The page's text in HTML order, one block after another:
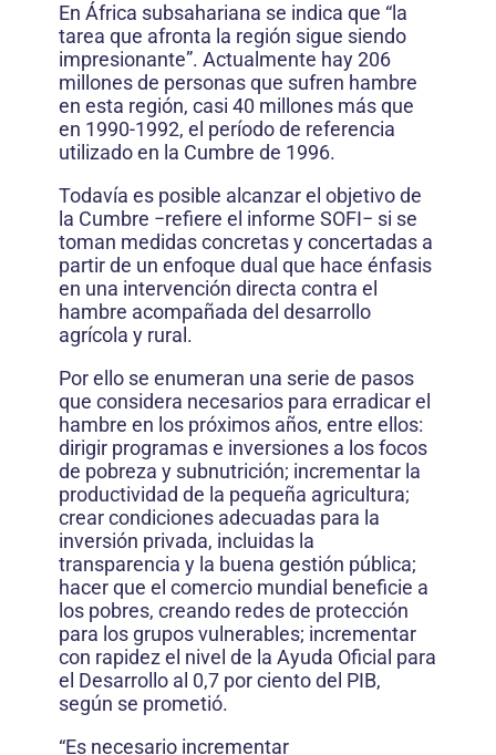
En África subsahariana se indica que “la
tarea que afronta la región sigue siendo
impresionante”. Actualmente hay 206
millones de personas que sufren hambre
en esta región, casi 40 millones más que
en 1990-1992, el período de referencia
utilizado en la Cumbre de 1996.
Todavía es posible alcanzar el objetivo de
la Cumbre −refiere el informe SOFI− si se
toman medidas concretas y concertadas a
partir de un enfoque dual que hace énfasis
en una intervención directa contra el
hambre acompañada del desarrollo
agrícola y rural.
Por ello se enumeran una serie de pasos
que considera necesarios para erradicar el
hambre en los próximos años, entre ellos:
dirigir programas e inversiones a los focos
de pobreza y subnutrición; incrementar la
productividad de la pequeña agricultura;
crear condiciones adecuadas para la
inversión privada, incluidas la
transparencia y la buena gestión pública;
hacer que el comercio mundial beneficie a
los pobres, creando redes de protección
para los grupos vulnerables; incrementar
con rapidez el nivel de la Ayuda Oficial para
el Desarrollo al 0,7 por ciento del PIB,
según se prometió.
“Es necesario incrementar